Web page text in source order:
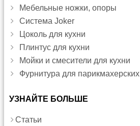
Мебельные ножки, опоры
Система Joker
Цоколь для кухни
Плинтус для кухни
Мойки и смесители для кухни
Фурнитура для парикмахерских
УЗНАЙТЕ БОЛЬШЕ
Статьи